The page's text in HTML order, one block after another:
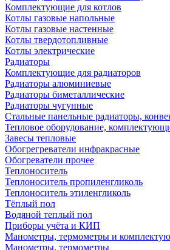
Комплектующие для котлов
Котлы газовые напольные
Котлы газовые настенные
Котлы твердотопливные
Котлы электрические
Радиаторы
Комплектующие для радиаторов
Радиаторы алюминиевые
Радиаторы биметаллические
Радиаторы чугунные
Стальные панельные радиаторы,
Тепловое оборудование,
Завесы тепловые
Обогрегреватели инфракрасные
Обогреватели прочее
Теплоноситель
Теплоноситель пропиленгликоль
Теплоноситель этиленгликоль
Тёплый пол
Водяной теплый пол
Приборы учёта и КИП
Манометры, термометры и
Манометры, термометры